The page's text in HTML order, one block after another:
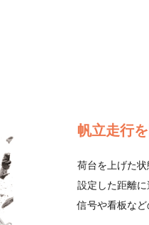
帆立走行
荷台を上げた状
設定した距離に
信号や看板など